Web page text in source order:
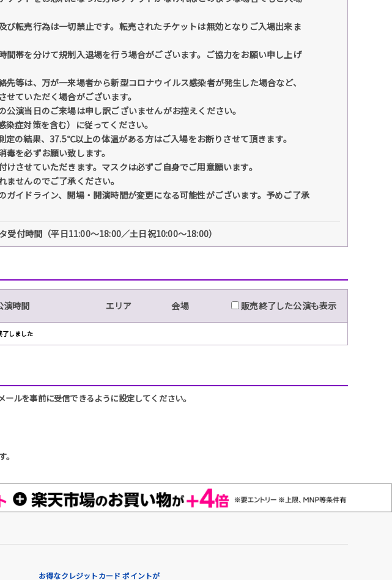
び転売⾏為は⼀切禁⽌です。転売されたチケットは無効となりご⼊場出来ま
間帯を分けて規制⼊退場を⾏う場合がございます。ご協⼒をお願い申し上げ
等は、万が⼀来場者から新型コロナウイルス感染者が発⽣した場合など、
ていただく場合がございます。
演当⽇のご来場は申し訳ございませんがお控えください。
症対策を含む）に従ってください。
定の結果、37.5℃以上の体温がある⽅はご⼊場をお断りさせて頂きます。
を必ずお願い致します。
させていただきます。マスクは必ずご⾃⾝でご⽤意願います。
せんのでご了承ください。
ガイドライン、開場・開演時間が変更になる可能性がございます。予めご了承
付時間（平⽇11:00〜18:00／⼟⽇祝10:00〜18:00）
演時間 エリア 会場 販売終了した公演も表示
了しました
ルを事前に受信できるように設定してください。
お得なクレジットカード ポイントが